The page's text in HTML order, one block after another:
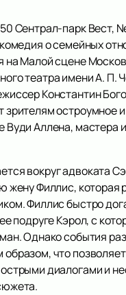
Сентрал-парк Вест,
о семейных
на Малой сцене
театра имени А. П.
Константин
зрителям остроумное
Вуди Аллена, мастера
вокруг адвоката
жену Филлис, которая
Филлис быстро
подруге Кэрол, с
Однако события
что
диалогами и